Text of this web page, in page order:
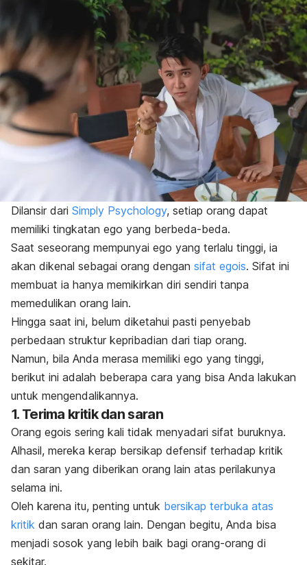
Dilansir dari Simply Psychology, setiap orang dapat
memiliki tingkatan ego yang berbeda-beda.
Saat seseorang mempunyai ego yang terlalu tinggi, ia
akan dikenal sebagai orang dengan sifat egois. Sifat ini
membuat ia hanya memikirkan diri sendiri tanpa
memedulikan orang lain.
Hingga saat ini, belum diketahui pasti penyebab
perbedaan struktur kepribadian dari tiap orang.
Namun, bila Anda merasa memiliki ego yang tinggi,
berikut ini adalah beberapa cara yang bisa Anda lakukan
untuk mengendalikannya.
1. Terima kritik dan saran
Orang egois sering kali tidak menyadari sifat buruknya.
Alhasil, mereka kerap bersikap defensif terhadap kritik
dan saran yang diberikan orang lain atas perilakunya
selama ini.
Oleh karena itu, penting untuk bersikap terbuka atas
kritik dan saran orang lain. Dengan begitu, Anda bisa
menjadi sosok yang lebih baik bagi orang-orang di
sekitar.